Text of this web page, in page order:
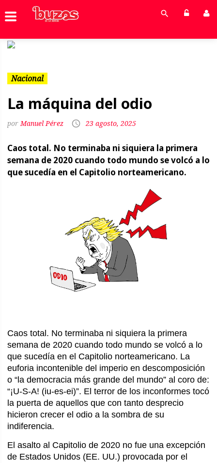
Nacional
La máquina del odio
Manuel Pérez 23 agosto, 2025
Caos total. No terminaba ni siquiera la primera
semana de 2020 cuando todo mundo se volcó a lo
que sucedía en el Capitolio norteamericano.
Caos total. No terminaba ni siquiera la primera
semana de 2020 cuando todo mundo se volcó a lo
que sucedía en el Capitolio norteamericano. La
euforia incontenible del imperio en descomposición
o “la democracia más grande del mundo” al coro de:
“¡U-S-A! (iu-es-ei)”. El terror de los inconformes tocó
la puerta de aquellos que con tanto desprecio
hicieron crecer el odio a la sombra de su
indiferencia.
El asalto al Capitolio de 2020 no fue una excepción
de Estados Unidos (EE. UU.) provocada por el